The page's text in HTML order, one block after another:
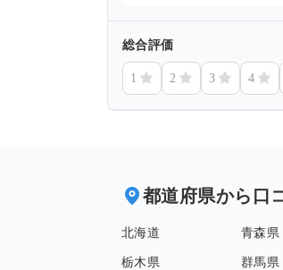
総合評価
1 2 3 4
都道府県から口
北海道 青森県
栃木県 群馬県